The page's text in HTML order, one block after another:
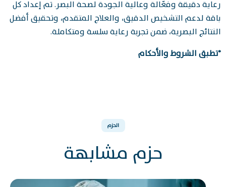
رعاية دقيقة وفعّالة وعالية الجودة لصحة البصر. تم إعداد كل
باقة لدعم التشخيص الدقيق، والعلاج المتقدم، وتحقيق أفضل
النتائج البصرية، ضمن تجربة رعاية سلسة ومتكاملة.
*تطبق الشروط والأحكام
الحزم
حزم مشابهة